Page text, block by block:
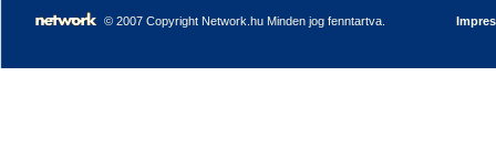
© 2007 Copyright Network.hu Minden jog fenntartva.